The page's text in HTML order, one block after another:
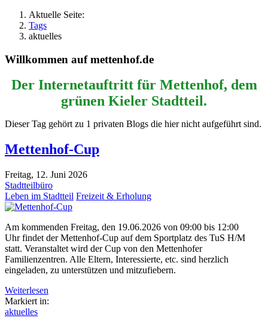
Aktuelle Seite:
Tags
aktuelles
Willkommen auf mettenhof.de
Der Internetauftritt für Mettenhof, dem
grünen Kieler Stadtteil.
Dieser Tag gehört zu 1 privaten Blogs die hier nicht aufgeführt sind.
Mettenhof-Cup
Freitag, 12. Juni 2026
Stadtteilbüro
Leben im Stadtteil Freizeit & Erholung
Am kommenden Freitag, den 19.06.2026 von 09:00 bis 12:00
Uhr findet der Mettenhof-Cup auf dem Sportplatz des TuS H/M
statt. Veranstaltet wird der Cup von den Mettenhofer
Familienzentren. Alle Eltern, Interessierte, etc. sind herzlich
eingeladen, zu unterstützen und mitzufiebern.
Weiterlesen
Markiert in:
aktuelles